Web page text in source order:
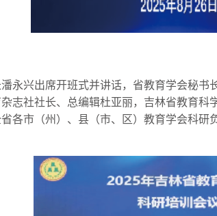
永兴出席开班式并讲话，省教育学会秘书
志社社长、总编辑杜亚丽，吉林省教育
各市（州）、县（市、区）教育学会科研